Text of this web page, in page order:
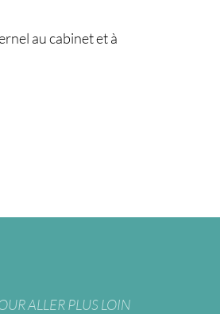
au cabinet et à
ALLER PLUS LOIN